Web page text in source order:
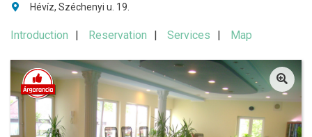
Hévíz, Széchenyi u. 19.
Introduction Reservation Services Map